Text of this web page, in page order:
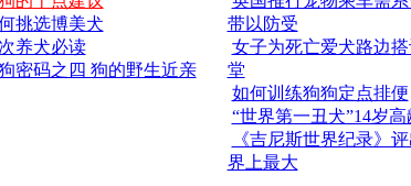
挑选博美犬
养犬必读
密码之四 狗的野生近亲
带以防受
女子为死亡爱犬路边搭
堂
如何训练狗狗定点排便
“世界第一丑犬”14岁
《吉尼斯世界纪录》
界上最大